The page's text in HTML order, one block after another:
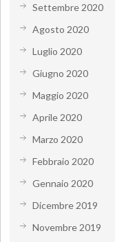
Settembre 2020
Agosto 2020
Luglio 2020
Giugno 2020
Maggio 2020
Aprile 2020
Marzo 2020
Febbraio 2020
Gennaio 2020
Dicembre 2019
Novembre 2019